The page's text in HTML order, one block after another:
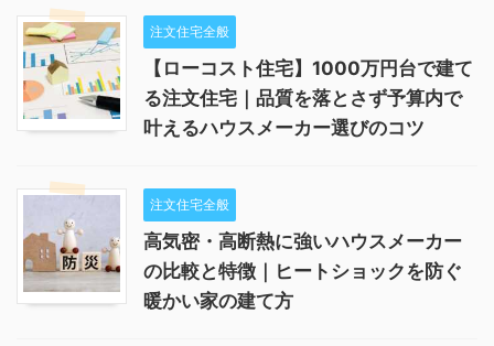
注文住宅全般
【ローコスト住宅】1000万円台で建て
る注文住宅｜品質を落とさず予算内で
叶えるハウスメーカー選びのコツ
注文住宅全般
高気密・高断熱に強いハウスメーカー
の比較と特徴｜ヒートショックを防ぐ
暖かい家の建て方